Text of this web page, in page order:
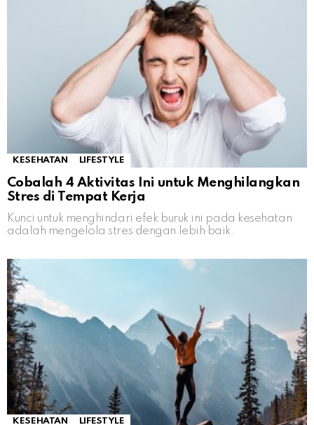
KESEHATAN LIFESTYLE
Cobalah 4 Aktivitas Ini untuk Menghilangkan
Stres di Tempat Kerja
Kunci untuk menghindari efek buruk ini pada kesehatan
adalah mengelola stres dengan lebih baik.
KESEHATAN LIFESTYLE